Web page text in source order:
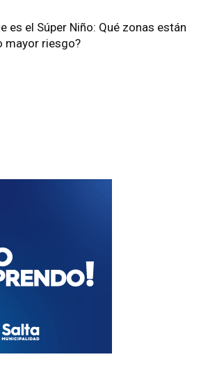
es el Súper Niño: Qué zonas están
mayor riesgo?